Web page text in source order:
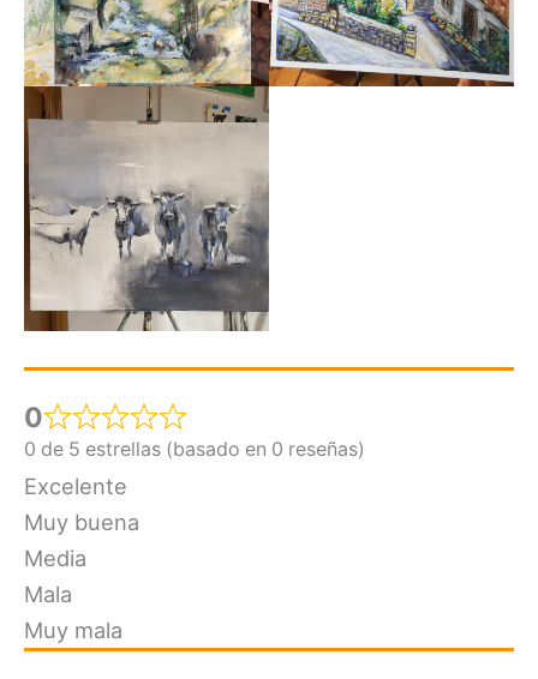
0
0 de 5 estrellas (basado en 0 reseñas)
Excelente
Muy buena
Media
Mala
Muy mala